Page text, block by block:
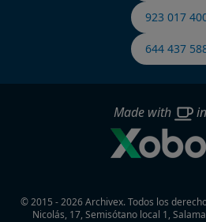
923 017
644 437
Made with
© 2015 - 2026 Archivex. Todos los
Nicolás, 17, Semisótano local 1,